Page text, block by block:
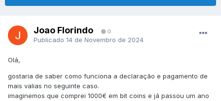
Joao Florindo 0
Publicado 14 de Novembro de 2024
Olá,
gostaria de saber como funciona a declaração e pagamento de
mais valias no seguinte caso.
imaginemos que comprei 1000€ em bit coins e já passou um ano